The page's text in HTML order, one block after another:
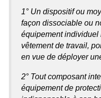
1° Un dispositif ou
façon dissociable ou
équipement individuel
vêtement de travail,
en vue de déployer
2° Tout composant
équipement de